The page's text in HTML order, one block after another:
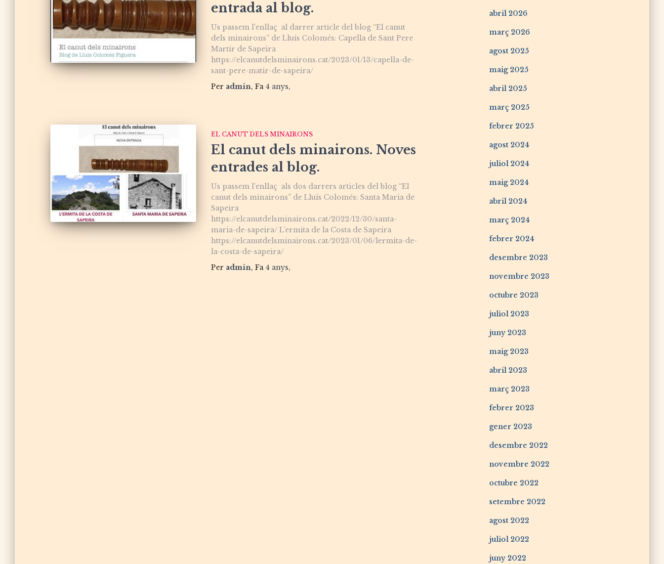
entrada al blog.
Us passem l’enllaç al darrer article del blog “El canut
dels minairons” de Lluís Colomés: Capella de Sant Pere
Martir de Sapeira
https://elcanutdelsminairons.cat/2023/01/13/capella-de-
sant-pere-matir-de-sapeira/
Per admin, Fa 4 anys,
EL CANUT DELS MINAIRONS
El canut dels minairons. Noves
entrades al blog.
Us passem l’enllaç als dos darrers articles del blog “El
canut dels minairons” de Lluís Colomés: Santa Maria de
Sapeira
https://elcanutdelsminairons.cat/2022/12/30/santa-
maria-de-sapeira/ L’ermita de la Costa de Sapeira
https://elcanutdelsminairons.cat/2023/01/06/lermita-de-
la-costa-de-sapeira/
Per admin, Fa 4 anys,
abril 2026
març 2026
agost 2025
maig 2025
abril 2025
març 2025
febrer 2025
agost 2024
juliol 2024
maig 2024
abril 2024
març 2024
febrer 2024
desembre 2023
novembre 2023
octubre 2023
juliol 2023
juny 2023
maig 2023
abril 2023
març 2023
febrer 2023
gener 2023
desembre 2022
novembre 2022
octubre 2022
setembre 2022
agost 2022
juliol 2022
juny 2022